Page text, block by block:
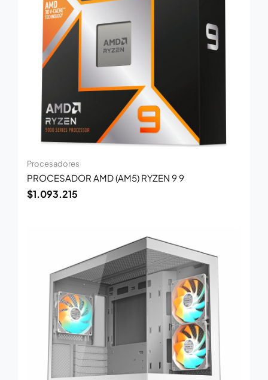
Procesadores
PROCESADOR AMD (AM5) RYZEN 9 9
$1.093.215